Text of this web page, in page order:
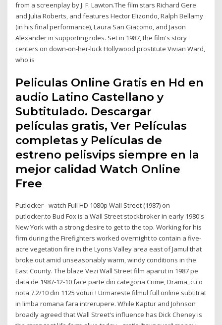
from a screenplay by J. F. Lawton.The film stars Richard Gere
and Julia Roberts, and features Hector Elizondo, Ralph Bellamy
(in his final performance), Laura San Giacomo, and Jason
Alexander in supporting roles. Set in 1987, the film's story
centers on down-on-her-luck Hollywood prostitute Vivian Ward,
who is
Peliculas Online Gratis en Hd en
audio Latino Castellano y
Subtitulado. Descargar
películas gratis, Ver Películas
completas y Películas de
estreno pelisvips siempre en la
mejor calidad Watch Online
Free
Putlocker - watch Full HD 1080p Wall Street (1987) on
putlocker.to Bud Fox is a Wall Street stockbroker in early 1980's
New York with a strong desire to get to the top. Working for his
firm during the Firefighters worked overnight to contain a five-
acre vegetation fire in the Lyons Valley area east of Jamul that
broke out amid unseasonably warm, windy conditions in the
East County. The blaze Vezi Wall Street film aparut in 1987 pe
data de 1987-12-10 face parte din categoria Crime, Drama, cu o
nota 7.2/10 din 1125 voturi ! Urmareste filmul full online subtitrat
in limba romana fara intrerupere. While Kaptur and Johnson
broadly agreed that Wall Street's influence has Dick Cheney is